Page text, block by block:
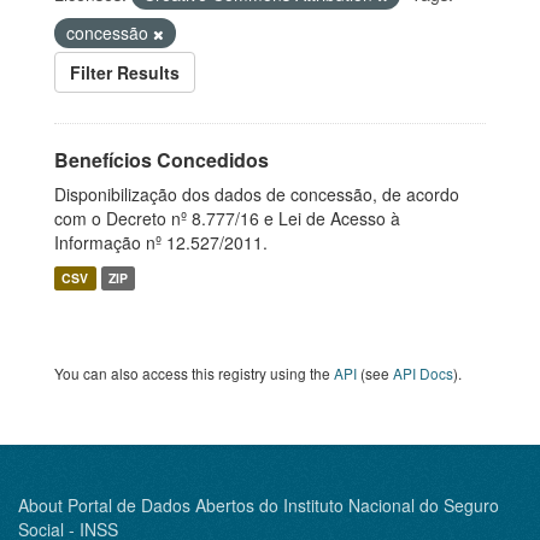
concessão
Filter Results
Benefícios Concedidos
Disponibilização dos dados de concessão, de acordo
com o Decreto nº 8.777/16 e Lei de Acesso à
Informação nº 12.527/2011.
CSV ZIP
You can also access this registry using the API (see API Docs).
About Portal de Dados Abertos do Instituto Nacional do Seguro
Social - INSS